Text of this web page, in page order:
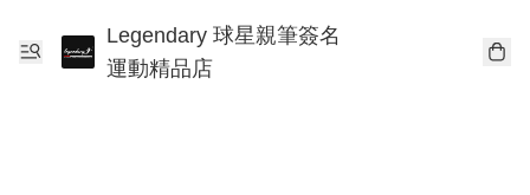
Legendary 球星親筆簽名
運動精品店